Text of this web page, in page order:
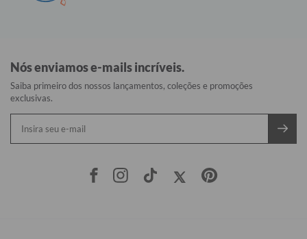
Nós enviamos e-mails incríveis.
Saiba primeiro dos nossos lançamentos, coleções e promoções
exclusivas.